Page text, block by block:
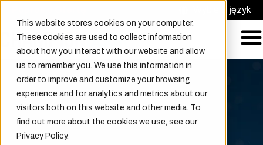
This website stores cookies on your computer.
These cookies are used to collect information
about how you interact with our website and allow
us to remember you. We use this information in
order to improve and customize your browsing
experience and for analytics and metrics about our
visitors both on this website and other media. To
find out more about the cookies we use, see our
Privacy Policy.
Wybierz język